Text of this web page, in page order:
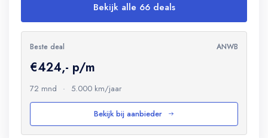
Bekijk alle 66 deals
Beste deal ANWB
€424,- p/m
72 mnd · 5.000 km/jaar
Bekijk bij aanbieder